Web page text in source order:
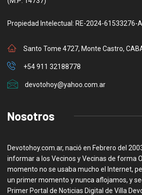
Propiedad Intelectual: RE-2024-61533276-
Santo Tome 4727, Monte Castro,
+54 911 32188778
devotohoy@yahoo.com.ar
Nosotros
Devotohoy.com.ar, nació en Febrero del
informar a los Vecinos y Vecinas de forma
momento no se usaba mucho el Internet,
un primer momento y nunca aflojamos, y
Primer Portal de Noticias Digital de Villa